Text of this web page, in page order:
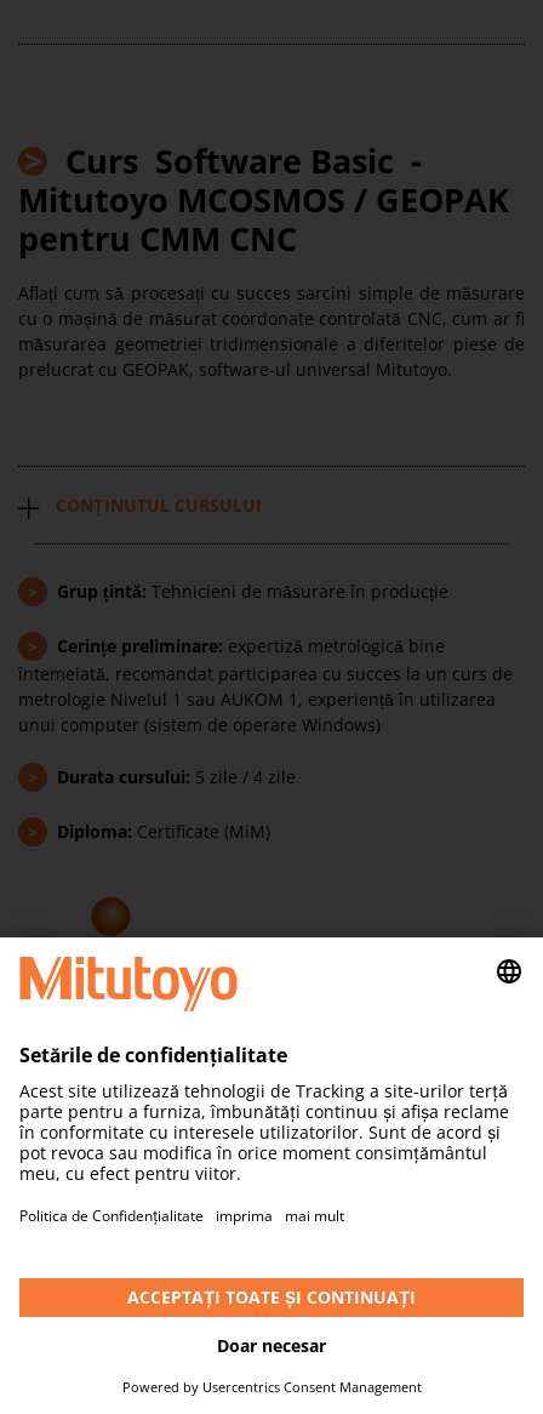
> Curs Software Basic -
Mitutoyo MCOSMOS / GEOPAK
pentru CMM CNC
Aflați cum să procesați cu succes sarcini simple de măsurare
cu o mașină de măsurat coordonate controlată CNC, cum ar fi
măsurarea geometriei tridimensionale a diferitelor piese de
prelucrat cu GEOPAK, software-ul universal Mitutoyo.
CONȚINUTUL CURSULUI
> Grup țintă: Tehnicieni de măsurare în producție
> Cerințe preliminare: expertiză metrologică bine
întemeiată, recomandat participarea cu succes la un curs de
metrologie Nivelul 1 sau AUKOM 1, experiență în utilizarea
unui computer (sistem de operare Windows)
> Durata cursului: 5 zile / 4 zile
> Diploma: Certificate (MiM)
VERIFICAȚI DISPONIBILITATEA ÎN ȚARA DVS
Mitutoyo MCOSMOS /
CAT1000S pentru Mașini de
Măsurat în Coordonate